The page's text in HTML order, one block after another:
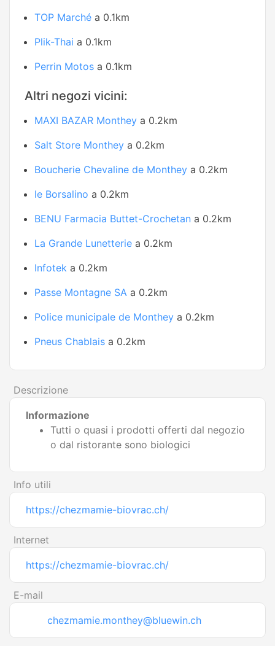
TOP Marché a 0.1km
Plik-Thai a 0.1km
Perrin Motos a 0.1km
Altri negozi vicini:
MAXI BAZAR Monthey a 0.2km
Salt Store Monthey a 0.2km
Boucherie Chevaline de Monthey a 0.2km
le Borsalino a 0.2km
BENU Farmacia Buttet-Crochetan a 0.2km
La Grande Lunetterie a 0.2km
Infotek a 0.2km
Passe Montagne SA a 0.2km
Police municipale de Monthey a 0.2km
Pneus Chablais a 0.2km
Descrizione
Informazione
Tutti o quasi i prodotti offerti dal negozio
o dal ristorante sono biologici
Info utili
https://chezmamie-biovrac.ch/
Internet
https://chezmamie-biovrac.ch/
E-mail
chezmamie.monthey@bluewin.ch